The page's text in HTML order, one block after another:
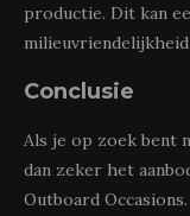
productie. Dit kan
Conclusie
Als je op zoek bent
dan zeker het
Outboard